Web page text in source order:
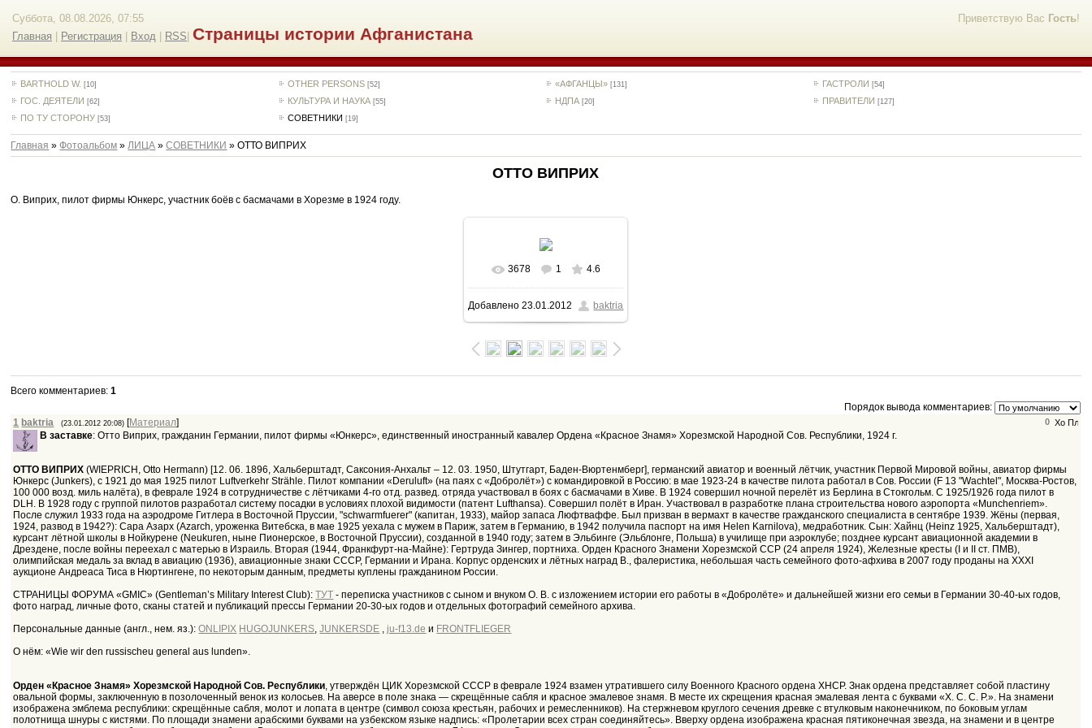
Приветствую Вас Гость!
Суббота, 08.08.2026, 07:55
Главная
Регистрация Вход RSS Страницы истории Афганистана
BARTHOLD W. [10] OTHER PERSONS [52] «АФГАНЦЫ» [131] ГАСТРОЛИ [54]
ГОС. ДЕЯТЕЛИ [62] КУЛЬТУРА И НАУКА [55] НДПА [20] ПРАВИТЕЛИ [127]
ПО ТУ СТОРОНУ [53] СОВЕТНИКИ [19]
Главная »Фотоальбом »ЛИЦА »СОВЕТНИКИ » ОТТО ВИПРИХ
ОТТО ВИПРИХ
О. Виприх, пилот фирмы Юнкерс, участник боёв с басмачами в Хорезме в 1924 году.
В реальном размере
653x865/ 53.6Kb
3678 1 4.6
Добавлено 23.01.2012 baktria
Всего комментариев:1
Порядок вывода комментариев:
0
1 baktria (23.01.2012 20:08) [Материал]
В заставке: Отто Виприх, гражданин Германии, пилот фирмы «Юнкерс», единственный иностранный кавалер Ордена «Красное Знамя» Хорезмской Народной Сов. Республики, 1924 г.
ОТТО ВИПРИХ(WIEPRICH, Otto Hermann) [12. 06. 1896, Хальберштадт, Саксония-Анхальт – 12. 03. 1950, Штутгарт, Баден-Вюртенмберг], германский авиатор и военный лётчик, участник Первой Мировой войны, авиатор фирмы
Юнкерс (Junkers), с 1921 до мая 1925 пилот Luftverkehr Strähle. Пилот компании «Deruluft» (на паях с «Добролёт») с командировкой в Россию: в мае 1923-24 в качестве пилота работал в Сов. России (F 13 "Wachtel", Москва-Ростов,
100 000 возд. миль налёта), в феврале 1924 в сотрудничестве с лётчиками 4-го отд. развед. отряда участвовал в боях с басмачами в Хиве. В 1924 совершил ночной перелёт из Берлина в Стокгольм. С 1925/1926 года пилот в
DLH. В 1928 году с группой пилотов разработал систему посадки в условиях плохой видимости (патент Lufthansa). Совершил полёт в Иран. Участвовал в разработке плана строительства нового аэропорта «Munchenriem».
После служил 1933 года на аэродроме Гитлера в Восточной Пруссии, "schwarmfuerer" (капитан, 1933), майор запаса Люфтваффе. Был призван в вермахт в качестве гражданского специалиста в сентябре 1939. Жёны (первая,
1924, развод в 1942?): Сара Азарх (Azarch, уроженка Витебска, в мае 1925 уехала с мужем в Париж, затем в Германию, в 1942 получила паспорт на имя Helen Karnilova), медработник. Сын: Хайнц (Heinz 1925, Хальберштадт),
курсант лётной школы в Нойкурене (Neukuren, ныне Пионерское, в Восточной Пруссии), созданной в 1940 году; затем в Эльбинге (Эльблонге, Польша) в училище при аэроклубе; позднее курсант авиационной академии в
Дрездене, после войны переехал с матерью в Израиль. Вторая (1944, Франкфурт-на-Майне): Гертруда Зингер, портниха. Орден Красного Знамени Хорезмской ССР (24 апреля 1924), Железные кресты (I и II ст. ПМВ),
олимпийская медаль за вклад в авиацию (1936), авиационные знаки СССР, Германии и Ирана. Корпус орденских и лётных наград В., фалеристика, небольшая часть семейного фото-афхива в 2007 году проданы на XXXI
аукционе Андреаса Тиса в Нюртингене, по некоторым данным, предметы куплены гражданином России.
СТРАНИЦЫ ФОРУМА «GMIC» (Gentleman’s Military Interest Club):ТУТ - переписка участников с сыном и внуком О. В. с изложением истории его работы в «Добролёте» и дальнейшей жизни его семьи в Германии 30-40-ых годов,
фото наград, личные фото, сканы статей и публикаций прессы Германии 20-30-ых годов и отдельных фотографий семейного архива.
Персональные данные (англ., нем. яз.):ONLIPIX HUGOJUNKERS,JUNKERSDE ,ju-f13.de и FRONTFLIEGER
О нём: «Wie wir den russischeu general aus lunden».
Орден «Красное Знамя» Хорезмской Народной Сов. Республики, утверждён ЦИК Хорезмской СССР в феврале 1924 взамен утратившего силу Военного Красного ордена ХНСР. Знак ордена представляет собой пластину
овальной формы, заключенную в позолоченный венок из колосьев. На аверсе в поле знака — скрещённые сабля и красное эмалевое знамя. В месте их скрещения красная эмалевая лента с буквами «Х. С. С. Р.». На знамени
изображена эмблема республики: скрещённые сабля, молот и лопата в центре (символ союза крестьян, рабочих и ремесленников). На стержневом круглого сечения древке с втулковым наконечником, по боковым углам
полотнища шнуры с кистями. По площади знамени арабскими буквами на узбекском языке надпись: «Пролетарии всех стран соединяйтесь». Вверху ордена изображена красная пятиконечная звезда, на знамени и в центре